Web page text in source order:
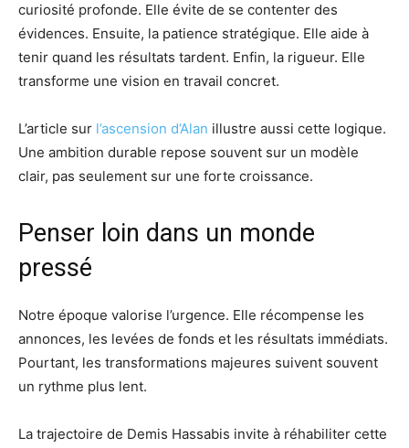
curiosité profonde. Elle évite de se contenter des
évidences. Ensuite, la patience stratégique. Elle aide à
tenir quand les résultats tardent. Enfin, la rigueur. Elle
transforme une vision en travail concret.
L’article sur l’ascension d’Alan illustre aussi cette logique.
Une ambition durable repose souvent sur un modèle
clair, pas seulement sur une forte croissance.
Penser loin dans un monde
pressé
Notre époque valorise l’urgence. Elle récompense les
annonces, les levées de fonds et les résultats immédiats.
Pourtant, les transformations majeures suivent souvent
un rythme plus lent.
La trajectoire de Demis Hassabis invite à réhabiliter cette